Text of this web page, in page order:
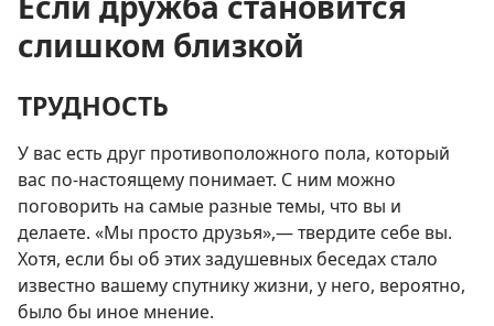
слишком близкой
ТРУДНОСТЬ
У вас есть друг противоположного пола, который
вас по-настоящему понимает. С ним можно
поговорить на самые разные темы, что вы и
делаете. «Мы просто друзья»,— твердите себе вы.
Хотя, если бы об этих задушевных беседах стало
известно вашему спутнику жизни, у него, вероятно,
было бы иное мнение.